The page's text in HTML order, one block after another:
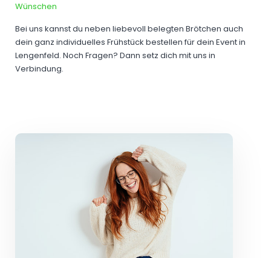
Wünschen
Bei uns kannst du neben liebevoll belegten Brötchen auch
dein ganz individuelles Frühstück bestellen für dein Event in
Lengenfeld. Noch Fragen? Dann setz dich mit uns in
Verbindung.